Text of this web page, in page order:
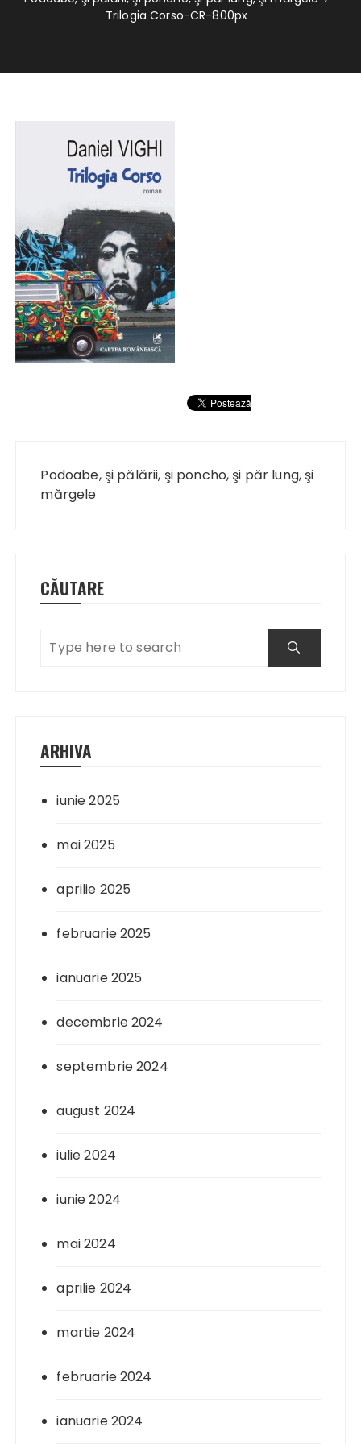
Trilogia Corso-CR-800px
articole
Podoabe, şi pălării, şi poncho, şi păr lung, şi
mărgele
CĂUTARE
ARHIVA
iunie 2025
mai 2025
aprilie 2025
februarie 2025
ianuarie 2025
decembrie 2024
septembrie 2024
august 2024
iulie 2024
iunie 2024
mai 2024
aprilie 2024
martie 2024
februarie 2024
ianuarie 2024